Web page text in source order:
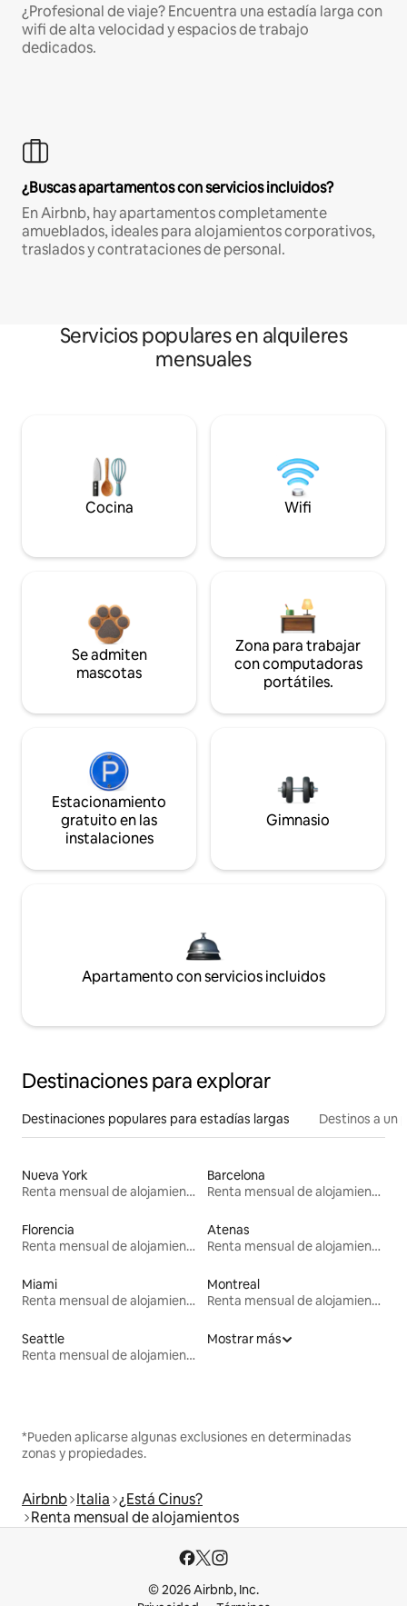
¿Profesional de viaje? Encuentra una estadía larga con
wifi de alta velocidad y espacios de trabajo
dedicados.
¿Buscas apartamentos con servicios incluidos?
En Airbnb, hay apartamentos completamente
amueblados, ideales para alojamientos corporativos,
traslados y contrataciones de personal.
Servicios populares en alquileres
mensuales
Cocina Wifi
Se admiten
mascotas
Zona para trabajar
con computadoras
portátiles.
Estacionamiento
gratuito en las
instalaciones
Gimnasio
Apartamento con servicios incluidos
Destinaciones para explorar
Destinaciones populares para estadías largas Destinos a un
Nueva York
Renta mensual de alojamientos
Barcelona
Renta mensual de alojamientos
Florencia
Renta mensual de alojamientos
Atenas
Renta mensual de alojamientos
Miami
Renta mensual de alojamientos
Montreal
Renta mensual de alojamientos
Seattle
Renta mensual de alojamientos
Mostrar más
*Pueden aplicarse algunas exclusiones en determinadas
zonas y propiedades.
Airbnb Italia ¿Está Cinus?
Renta mensual de alojamientos
© 2026 Airbnb, Inc.